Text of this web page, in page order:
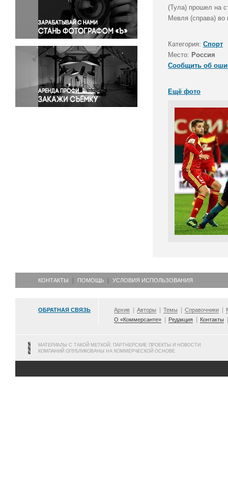
Правосудие
Происшествия и конфликты
Религия
Светская жизнь
Спорт
Экология
Экономика и бизнес
(Тула) прошел на
Мевля (справа) во
Категория: Спорт
Место: Россия
Сообщить об
Ещё фото
КОНТАКТЫ ПОМОЩЬ УСЛОВИЯ ИСПОЛЬЗОВАНИЯ
ОБРАТНАЯ СВЯЗЬ Архив Авторы Темы Справочники
О «Коммерсанте»
Редакция Контакты
МАТЕРИАЛЫ С ТАКОЙ МЕТКОЙ, ПАРТНЕРСКИЕ ПРОЕКТЫ И НОВОСТИ
КОМПАНИЙ ОПУБЛИКОВАНЫ НА КОММЕРЧЕСКОЙ ОСНОВЕ